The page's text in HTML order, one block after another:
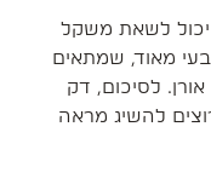
יכול לשאת משקל
מאוד, שמתאים
לסיכום, דק
להשיג מראה